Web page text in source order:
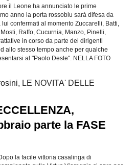
il Leone ha annunciato le prime
anno la porta rossoblu sarà difesa da
confermati al momento Zuccarelli, Batti,
Raffo, Cucurnia, Manzo, Pinelli,
in corso da parte dei dirigenti
allo stesso tempo anche per qualche
al "Paolo Deste". NELLA FOTO
LE NOVITA' DELLE
parte la FASE
la facile vittoria casalinga di